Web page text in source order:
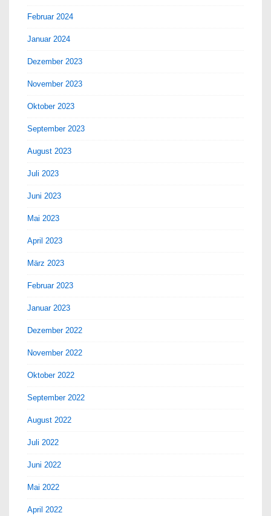
Februar 2024
Januar 2024
Dezember 2023
November 2023
Oktober 2023
September 2023
August 2023
Juli 2023
Juni 2023
Mai 2023
April 2023
März 2023
Februar 2023
Januar 2023
Dezember 2022
November 2022
Oktober 2022
September 2022
August 2022
Juli 2022
Juni 2022
Mai 2022
April 2022